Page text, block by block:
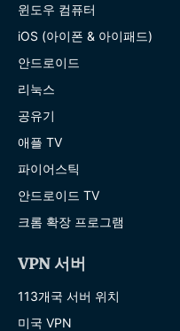
윈도우 컴퓨터
iOS (아이폰 & 아이패드)
안드로이드
리눅스
공유기
애플 TV
파이어스틱
안드로이드 TV
크롬 확장 프로그램
VPN 서버
113개국 서버 위치
미국 VPN